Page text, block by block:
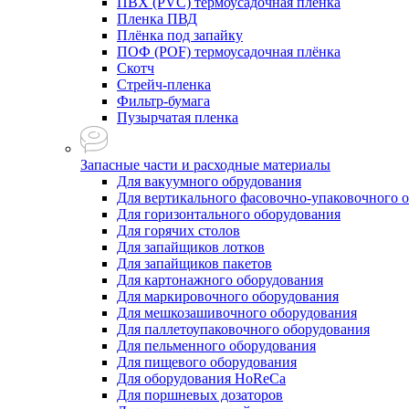
Пленка ПВД
Плёнка под запайку
ПОФ (POF) термоусадочная плёнка
Скотч
Стрейч-пленка
Фильтр-бумага
Пузырчатая пленка
Запасные части и расходные материалы
Для вакуумного обрудования
Для вертикального фасовочно-упаковочного
Для горизонтального оборудования
Для горячих столов
Для запайщиков лотков
Для запайщиков пакетов
Для картонажного оборудования
Для маркировочного оборудования
Для мешкозашивочного оборудования
Для паллетоупаковочного оборудования
Для пельменного оборудования
Для пищевого оборудования
Для оборудования HoReCa
Для поршневых дозаторов